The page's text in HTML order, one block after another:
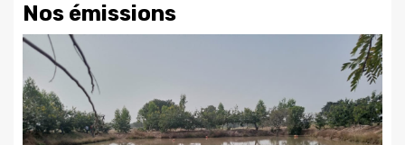
Nos émissions